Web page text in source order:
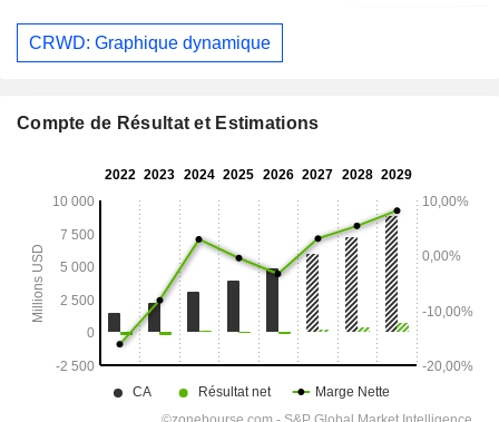
CRWD: Graphique dynamique
Compte de Résultat et Estimations